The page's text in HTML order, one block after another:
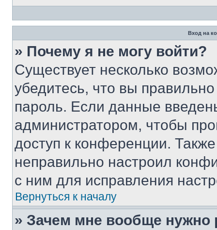
Вход на
» Почему я не могу войти?
Существует несколько
убедитесь, что вы
пароль. Если данные
администратором, чтобы
доступ к конференции.
неправильно настроил
с ним для исправления
Вернуться к началу
» Зачем мне вообще нужно